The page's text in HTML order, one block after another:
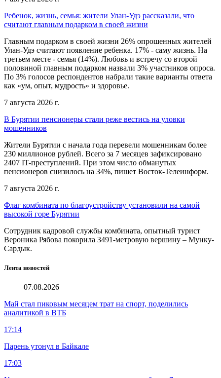
Ребенок, жизнь, семья: жители Улан-Удэ рассказали, что
считают главным подарком в своей жизни
Главным подарком в своей жизни 26% опрошенных жителей
Улан-Удэ считают появление ребенка. 17% - саму жизнь. На
третьем месте - семья (14%). Любовь и встречу со второй
половиной главным подарком назвали 3% участников опроса.
По 3% голосов респондентов набрали такие варианты ответа
как «ум, опыт, мудрость» и здоровье.
7 августа 2026 г.
В Бурятии пенсионеры стали реже вестись на уловки
мошенников
Жители Бурятии с начала года перевели мошенникам более
230 миллионов рублей. Всего за 7 месяцев зафиксировано
2407 IT-преступлений. При этом число обманутых
пенсионеров снизилось на 34%, пишет Восток-Телеинформ.
7 августа 2026 г.
Флаг комбината по благоустройству установили на самой
высокой горе Бурятии
Сотрудник кадровой службы комбината, опытный турист
Вероника Рябова покорила 3491-метровую вершину – Мунку-
Сардык.
Лента новостей
07.08.2026
Май стал пиковым месяцем трат на спорт, поделились
аналитикой в ВТБ
17:14
Парень утонул в Байкале
17:03